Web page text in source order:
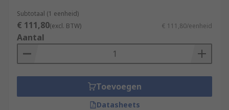
Subtotaal (1 eenheid)
€ 111,80(excl. BTW) € 111,80/eenheid
Aantal
Toevoegen
Datasheets